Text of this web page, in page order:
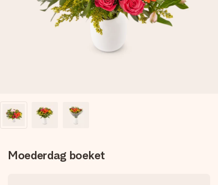
Je maakt in een paar stappen iets unieks – met haar naam,
jullie foto of een boodschap die raakt. Zonder gedoe, maar
met alle aandacht voor het moment.
Moederdag boeket